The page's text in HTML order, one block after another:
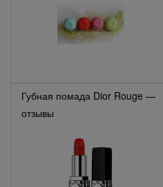
Губная помада Dior Rouge —
отзывы